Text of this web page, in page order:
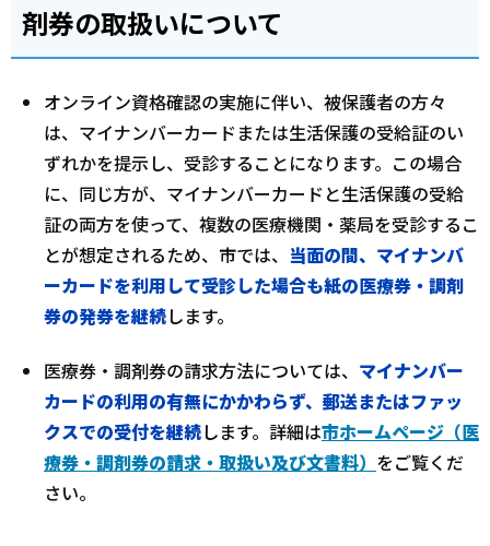
剤券の取扱いについて
オンライン資格確認の実施に伴い、被保護者の方々
は、マイナンバーカードまたは生活保護の受給証のい
ずれかを提示し、受診することになります。この場合
に、同じ方が、マイナンバーカードと生活保護の受給
証の両方を使って、複数の医療機関・薬局を受診するこ
とが想定されるため、市では、 当面の間、マイナンバ
ーカードを利用して受診した場合も紙の医療券・調剤
券の発券を継続します。
医療券・調剤券の請求方法については、 マイナンバー
カードの利用の有無にかかわらず、郵送またはファッ
クスでの受付を継続します。詳細は市ホームページ（医
療券・調剤券の請求・取扱い及び文書料） をご覧くだ
さい。